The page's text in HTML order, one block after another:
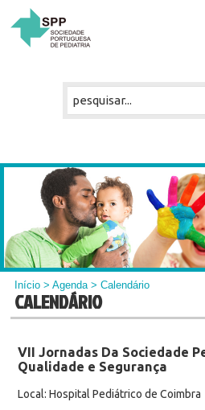
Início >Agenda> Calendário
CALENDÁRIO
VII Jornadas Da Sociedade
Qualidade e Segurança
Local: Hospital Pediátrico de Coimbra